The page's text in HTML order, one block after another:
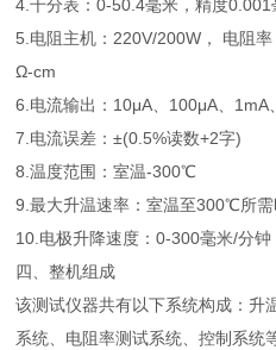
4.千分表：0-50.4毫米，精度0.001
5.电阻主机：220V/200W， 电阻
Ω-cm
6.电流输出：10μA、100μA、
7.电流误差：±(0.5%读数+2字)
8.温度范围：室温-300℃
9.最大升温速率：室温至300℃所
10.电极升降速度：0-300毫米/分钟
四、整机组成
该测试仪器共有以下系统构成：升
系统、电阻率测试系统、控制系统